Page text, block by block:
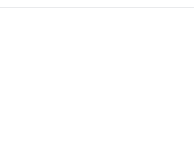
될 것이며, 문장보다는 수식 또는 이미지 혹은 개요